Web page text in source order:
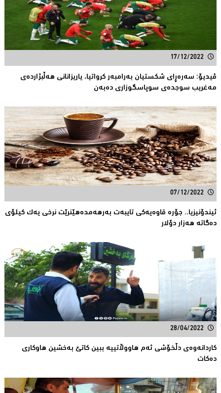
17/12/2022
ڤیدیۆ: سەرەڕای شکستیان بەرامبەر کرواتیا، یاریزانانی هەڵبژاردەى
مەغریب سوجدەى سوپاسگوزاری دەبەن
07/12/2022
ئیندۆنیزیا.. جۆره‌ قاوه‌یه‌كی تایبه‌ت به‌رهه‌مدەهێنرێت نرخی یه‌ك كیلۆی
ده‌گاته‌ هه‌زار دۆلار
28/04/2022
کاردانەوەی دڵخۆشی ئەم هاووڵاتییە ببین کاتێ بەخشین هاوکاری
دەکات